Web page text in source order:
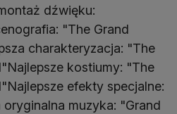
dźwięku:
"The Grand
charakteryzacja: "The
kostiumy: "The
efekty specjalne:
muzyka: "Grand